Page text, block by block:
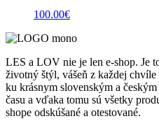
100.00€
LES a LOV nie je len e-shop. Je
životný štýl, vášeň z každej
ku krásnym slovenským a
času a vďaka tomu sú všetky
shope odskúšané a otestované.